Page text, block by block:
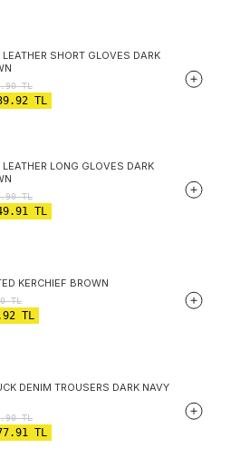
SHORT GLOVES DARK
TL
TL
LONG GLOVES DARK
TL
TL
KERCHIEF BROWN
TL
TL
DENIM TROUSERS DARK NAVY
TL
TL